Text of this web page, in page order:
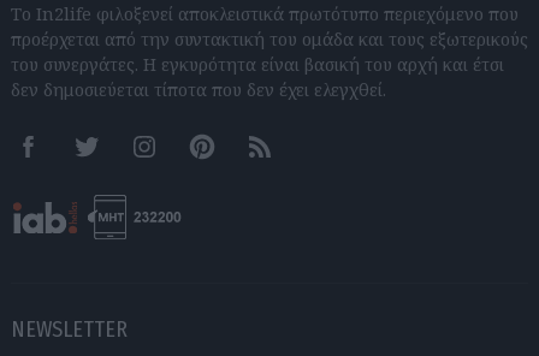
Το In2life φιλοξενεί αποκλειστικά πρωτότυπο περιεχόμενο που
προέρχεται από την συντακτική του ομάδα και τους εξωτερικούς
του συνεργάτες. Η εγκυρότητα είναι βασική του αρχή και έτσι
δεν δημοσιεύεται τίποτα που δεν έχει ελεγχθεί.
FacebookTwitter InstagramPinterestRSS feeds
NEWSLETTER